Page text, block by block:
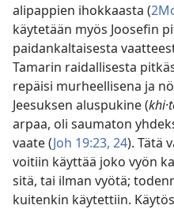
alipappien ihokkaasta (
käytetään myös Joosefin
paidankaltaisesta
Tamarin raidallisesta
repäisi murheellisena ja
Jeesuksen aluspukine (
arpaa, oli saumaton
vaate (Joh 19:23, 24). Tätä
voitiin käyttää joko vyön
sitä, tai ilman vyötä;
kuitenkin käytettiin.